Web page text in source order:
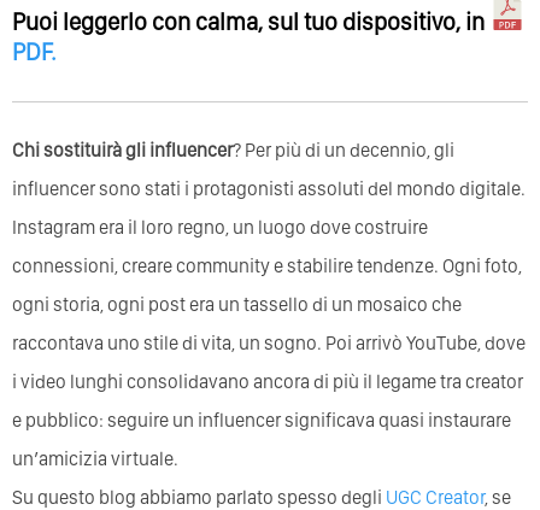
Puoi leggerlo con calma, sul tuo dispositivo, in
PDF.
Chi sostituirà gli influencer? Per più di un decennio, gli
influencer sono stati i protagonisti assoluti del mondo digitale.
Instagram era il loro regno, un luogo dove costruire
connessioni, creare community e stabilire tendenze. Ogni foto,
ogni storia, ogni post era un tassello di un mosaico che
raccontava uno stile di vita, un sogno. Poi arrivò YouTube, dove
i video lunghi consolidavano ancora di più il legame tra creator
e pubblico: seguire un influencer significava quasi instaurare
un’amicizia virtuale.
Su questo blog abbiamo parlato spesso degli UGC Creator, se